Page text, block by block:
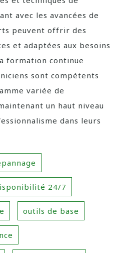
avec les avancées de
peuvent offrir des
et adaptées aux besoins
formation continue
sont compétents
variée de
un haut niveau
dans leurs
24/7
outils de base